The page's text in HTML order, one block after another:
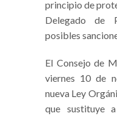
principio de
Delegado de
posibles
El Consejo de
viernes 10 de
nueva Ley
que sustituye